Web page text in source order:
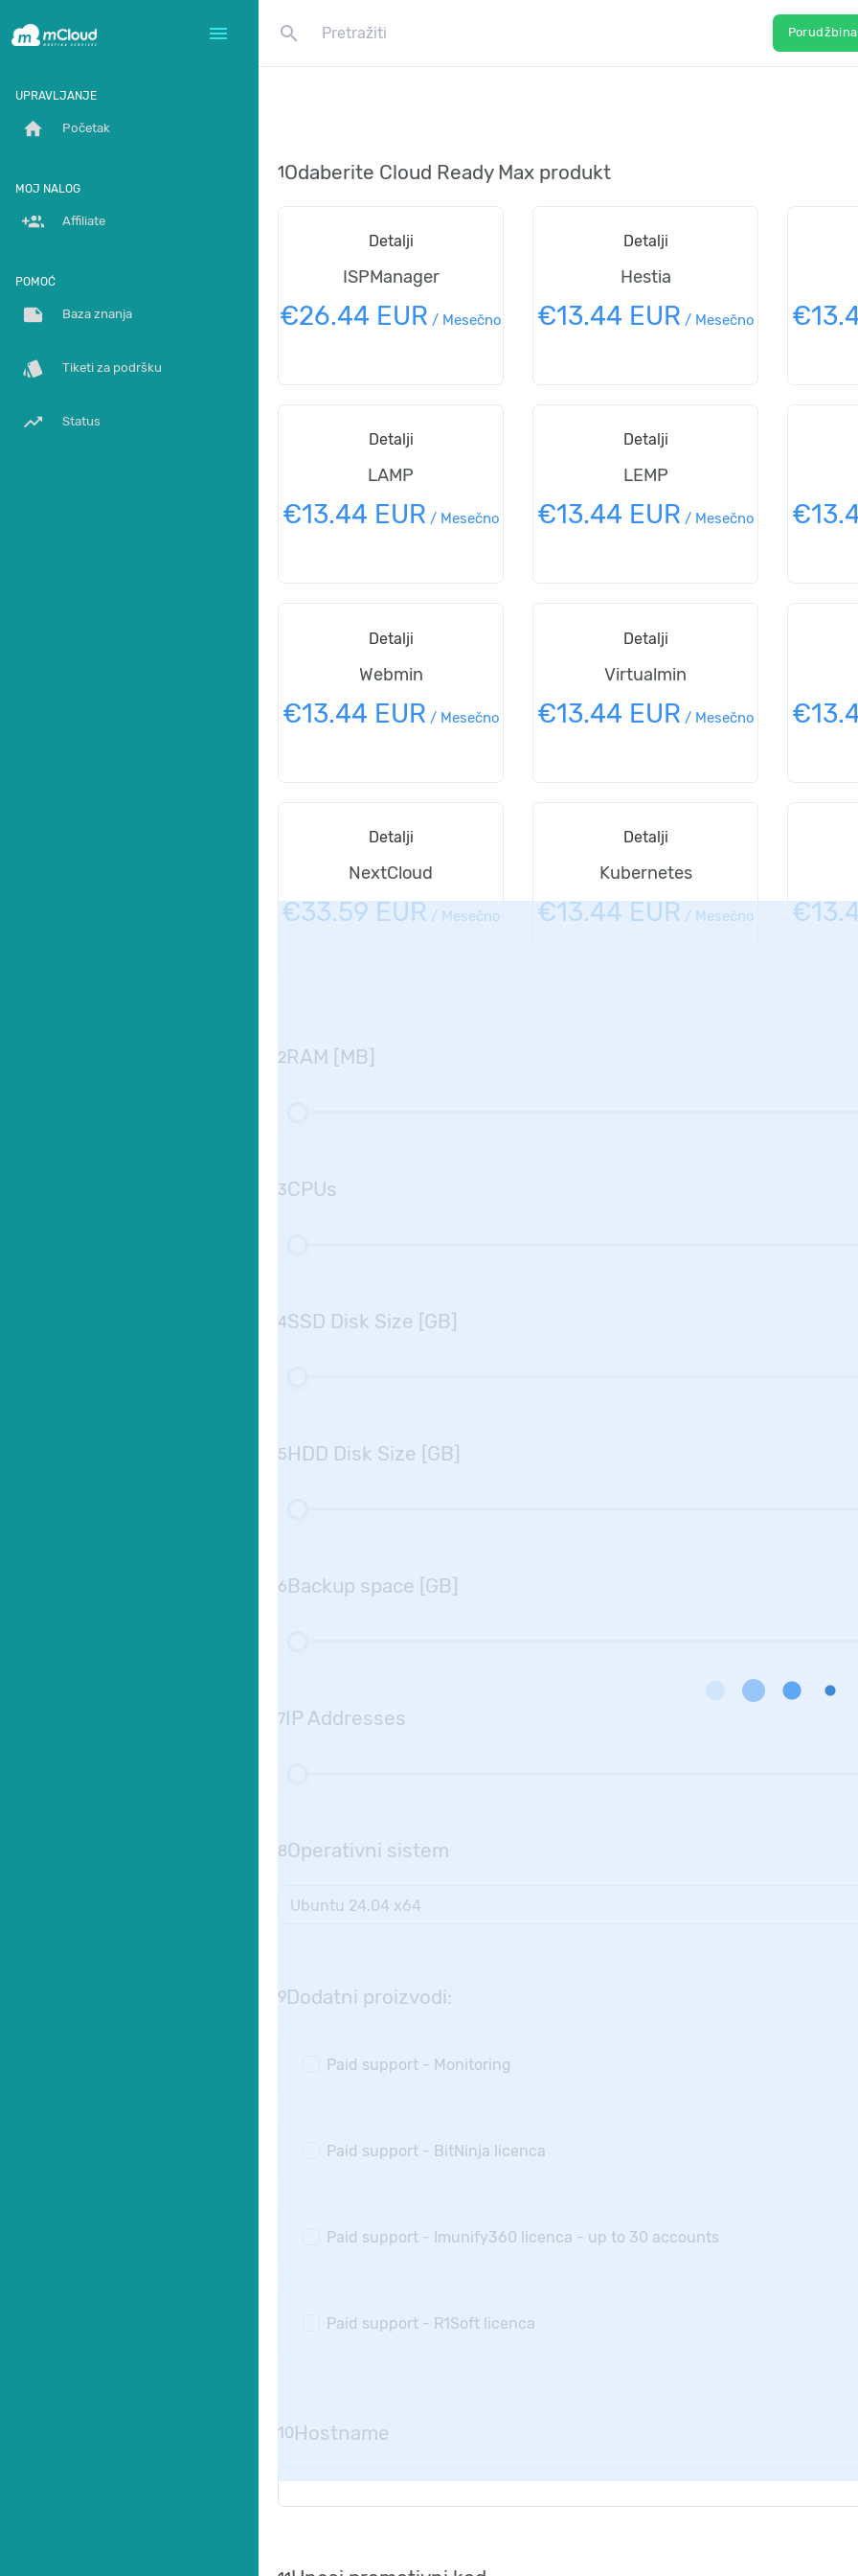
menu search
UPRAVLJANJE
home Početak
MOJ NALOG
group_add Affiliate
POMOĆ
note Baza znanja
style Tiketi za podršku
trending_up Status
1Odaberite Cloud Ready Max produkt
Detalji
ISPManager
€26.44 EUR / Mesečno
Detalji
Hestia
€13.44 EUR / Mesečno
Detalji
LAMP
€13.44 EUR / Mesečno
Detalji
LEMP
€13.44 EUR / Mesečno
Detalji
Webmin
€13.44 EUR / Mesečno
Detalji
Virtualmin
€13.44 EUR / Mesečno
Detalji
NextCloud
€33.59 EUR / Mesečno
Detalji
Kubernetes
€13.44 EUR / Mesečno
2RAM [MB]
3CPUs
4SSD Disk Size [GB]
5HDD Disk Size [GB]
6Backup space [GB]
7IP Addresses
8Operativni sistem
9Dodatni proizvodi:
Paid support - Monitoring
Paid support - BitNinja licenca
Paid support - Imunify360 licenca - up to 30 accounts
Paid support - R1Soft licenca
10Hostname